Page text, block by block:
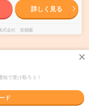
詳しく見る
式会社 首都圏
！経理＆サポ
在宅・リモート
で受け取ろう！
ド